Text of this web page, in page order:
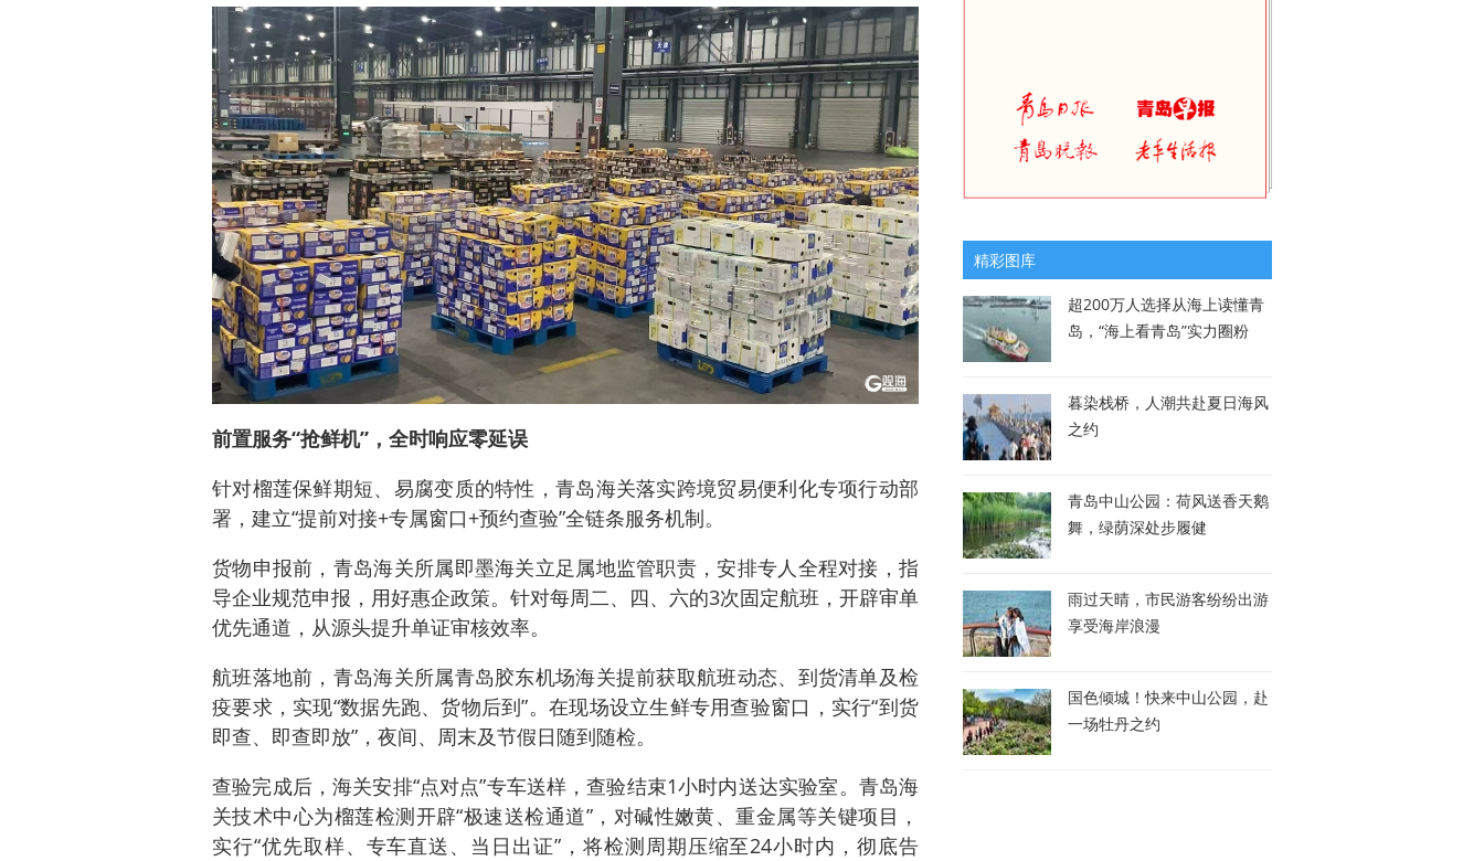
前置服务“抢鲜机”，全时响应零延误
针对榴莲保鲜期短、易腐变质的特性，青岛海关落实跨境贸易便利化专项行动部
署，建立“提前对接+专属窗口+预约查验”全链条服务机制。
货物申报前，青岛海关所属即墨海关立足属地监管职责，安排专人全程对接，指
导企业规范申报，用好惠企政策。针对每周二、四、六的3次固定航班，开辟审单
优先通道，从源头提升单证审核效率。
航班落地前，青岛海关所属青岛胶东机场海关提前获取航班动态、到货清单及检
疫要求，实现“数据先跑、货物后到”。在现场设立生鲜专用查验窗口，实行“到货
即查、即查即放”，夜间、周末及节假日随到随检。
查验完成后，海关安排“点对点”专车送样，查验结束1小时内送达实验室。青岛海
关技术中心为榴莲检测开辟“极速送检通道”，对碱性嫩黄、重金属等关键项目，
实行“优先取样、专车直送、当日出证”，将检测周期压缩至24小时内，彻底告
精彩图库
超200万人选择从海上读懂青
岛，“海上看青岛”实力圈粉
暮染栈桥，人潮共赴夏日海风
之约
青岛中山公园：荷风送香天鹅
舞，绿荫深处步履健
雨过天晴，市民游客纷纷出游
享受海岸浪漫
国色倾城！快来中山公园，赴
一场牡丹之约